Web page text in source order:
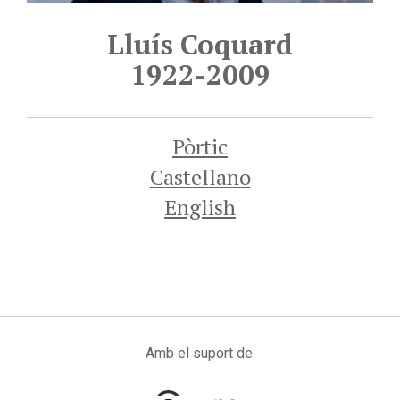
Lluís Coquard
1922-2009
Pòrtic
Castellano
English
Amb el suport de: